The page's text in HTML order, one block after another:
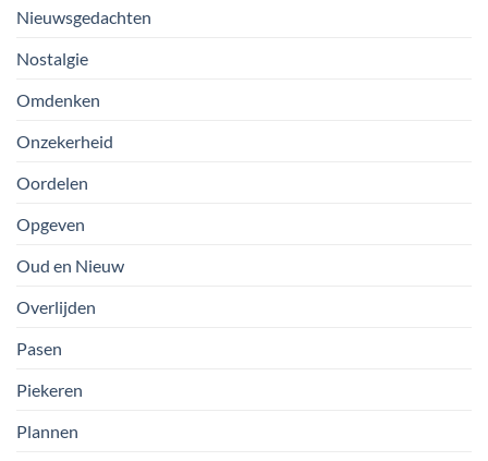
Nieuwsgedachten
Nostalgie
Omdenken
Onzekerheid
Oordelen
Opgeven
Oud en Nieuw
Overlijden
Pasen
Piekeren
Plannen